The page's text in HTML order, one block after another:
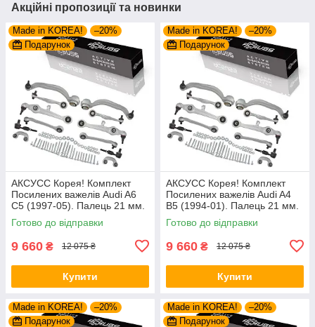
Акційні пропозиції та новинки
Made in KOREA!
–20%
Подарунок
АКСУСС Корея! Комплект
Посилених важелів Audi A6
C5 (1997-05). Палець 21 мм.
27421 01 , 8D0498998B ,
1160500029/HD
Готово до відправки
9 660 ₴ 12 075 ₴
Купити
Made in KOREA!
–20%
Подарунок
АКСУСС Корея! Комплект
Посилених важелів Audi A4
B5 (1994-01). Палець 21 мм.
27421 01 , 8D0498998B ,
1160500029/HD
Готово до відправки
9 660 ₴ 12 075 ₴
Купити
Made in KOREA!
–20%
Подарунок
Made in KOREA!
–20%
Подарунок